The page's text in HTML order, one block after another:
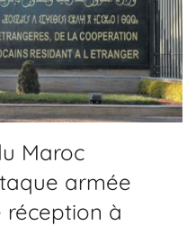
Maroc
armée
réception à